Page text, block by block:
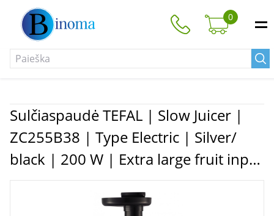
0
Sulčiaspaudė TEFAL | Slow Juicer |
ZC255B38 | Type Electric | Silver/
black | 200 W | Extra large fruit input
| Number of speeds 2 | 82 RPM